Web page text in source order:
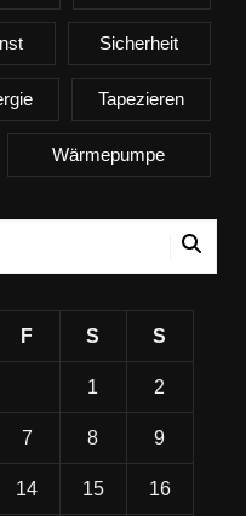
Sicherheit
Tapezieren
Wärmepumpe
F S S
1 2
7 8 9
14 15 16